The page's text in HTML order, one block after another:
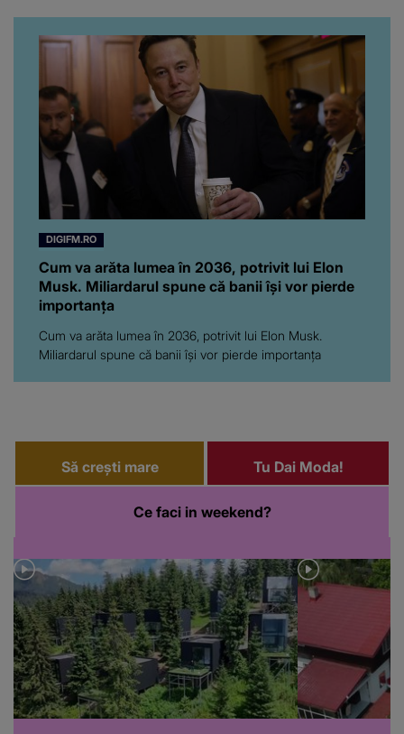
artistă i-a lăsat MASCĂ
pe toți. De data aceasta,
chiar a rupt tăcerea:
”Poate că aveam să ne
spunem, să ne...”
DIGIFM.RO
Cum va arăta lumea în 2036, potrivit lui Elon
Musk. Miliardarul spune că banii își vor pierde
importanța
Cum va arăta lumea în 2036, potrivit lui Elon Musk.
Miliardarul spune că banii își vor pierde importanța
Să crești mare Tu Dai Moda!
Ce faci in weekend?